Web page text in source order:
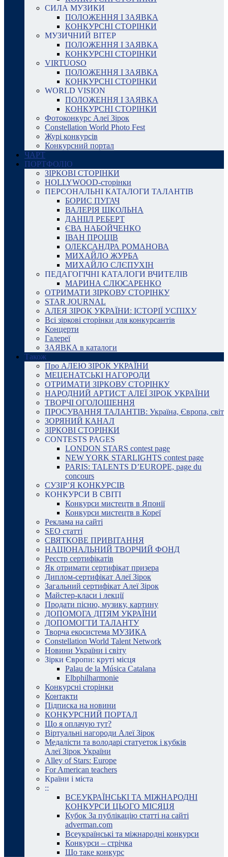
СИЛА МУЗИКИ
ПОЛОЖЕННЯ І ЗАЯВКА
КОНКУРСНІ СТОРІНКИ
МУЗИЧНИЙ ВІТЕР
ПОЛОЖЕННЯ І ЗАЯВКА
КОНКУРСНІ СТОРІНКИ
VIRTUOSO
ПОЛОЖЕННЯ І ЗАЯВКА
КОНКУРСНІ СТОРІНКИ
WORLD VISION
ПОЛОЖЕННЯ І ЗАЯВКА
КОНКУРСНІ СТОРІНКИ
Фотоконкурс Алеї Зірок
Constellation World Photo Fest
Журі конкурсів
Конкурсний портал
ЧАРТ
ПОРТФОЛІО
ЗІРКОВІ СТОРІНКИ
HOLLYWOOD-сторінки
ПЕРСОНАЛЬНІ КАТАЛОГИ ТАЛАНТІВ
БОРИС ПУГАЧ
ВАЛЕРІЯ ШКОЛЬНА
ДАНІІЛ РЕБЕРТ
ЄВА НАБОЙЧЕНКО
ІВАН ПРОЦІВ
ОЛЕКСАНДРА РОМАНОВА
МИХАЙЛО ЖУРБА
МИХАЙЛО СЛЄПУХІН
ПЕДАГОГІЧНІ КАТАЛОГИ ВЧИТЕЛІВ
МАРИНА СЛЮСАРЕНКО
ОТРИМАТИ ЗІРКОВУ СТОРІНКУ
STAR JOURNAL
АЛЕЯ ЗІРОК УКРАЇНИ: ІСТОРІЇ УСПІХУ
Всі зіркові сторінки для конкурсантів
Концерти
Галереї
ЗАЯВКА в каталоги
Також
Про АЛЕЮ ЗІРОК УКРАЇНИ
МЕЦЕНАТСЬКІ НАГОРОДИ
ОТРИМАТИ ЗІРКОВУ СТОРІНКУ
НАРОДНИЙ АРТИСТ АЛЕЇ ЗІРОК УКРАЇНИ
ТВОРЧІ ОГОЛОШЕННЯ
ПРОСУВАННЯ ТАЛАНТІВ: Україна, Європа, світ
ЗОРЯНИЙ КАНАЛ
ЗІРКОВІ СТОРІНКИ
CONTESTS PAGES
LONDON STARS contest page
NEW YORK STARLIGHTS contest page
PARIS: TALENTS D’EUROPE, page du
concours
СУЗІР’Я КОНКУРСІВ
КОНКУРСИ В СВІТІ
Конкурси мистецтв в Японії
Конкурси мистецтв в Кореї
Реклама на сайті
SEO статті
СВЯТКОВЕ ПРИВІТАННЯ
НАЦІОНАЛЬНИЙ ТВОРЧИЙ ФОНД
Реєстр сертифікатів
Як отримати сертифікат призера
Диплом-сертифікат Алеї Зірок
Загальний сертифікат Алеї Зірок
Майстер-класи і лекції
Продати пісню, музику, картину
ДОПОМОГА ДІТЯМ УКРАЇНИ
ДОПОМОГТИ ТАЛАНТУ
Творча екосистема МУЗИКА
Constellation World Talent Network
Новини України і світу
Зірки Європи: круті місця
Palau de la Música Catalana
Elbphilharmonie
Конкурсні сторінки
Контакти
Підписка на новини
КОНКУРСНИЙ ПОРТАЛ
Що я оплачую тут?
Віртуальні нагороди Алеї Зірок
Медалісти та володарі статуеток і кубків
Алеї Зірок України
Alley of Stars: Europe
For American teachers
Країни і міста
::
ВСЕУКРАЇНСЬКІ ТА МІЖНАРОДНІ
КОНКУРСИ ЦЬОГО МІСЯЦЯ
Кубок За публікацію статті на сайті
adverman.com
Всеукраїнські та міжнародні конкурси
Конкурси – стрічка
Що таке конкурс